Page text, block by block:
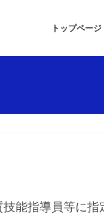
トップページ
技能指導員等に